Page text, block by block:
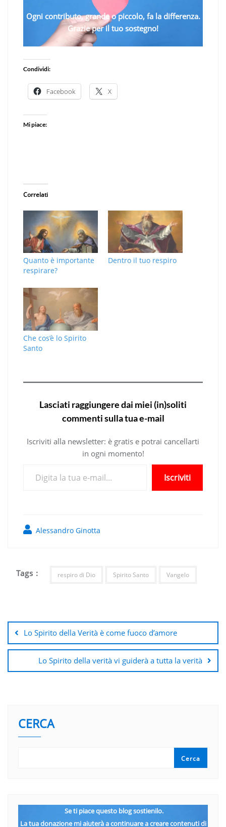
Ogni contributo, grande o piccolo, fa la differenza.
Grazie per il tuo sostegno!
Condividi:
Facebook X
Mi piace:
Correlati
Quanto è importante
respirare?
Dentro il tuo respiro
Che cos’è lo Spirito
Santo
Lasciati raggiungere dai miei (in)soliti
commenti sulla tua e-mail
Iscriviti alla newsletter: è gratis e potrai cancellarti
in ogni momento!
Iscriviti
Alessandro Ginotta
Tags : respiro di Dio Spirito Santo Vangelo
articoli
Lo Spirito della Verità è come fuoco d’amore
Lo Spirito della verità vi guiderà a tutta la verità
CERCA
Cerca
Se ti piace questo blog sostienilo.
La tua donazione mi aiuterà a continuare a creare contenuti di